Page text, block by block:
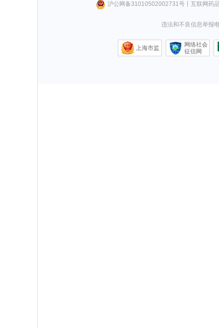
沪公网备31010502002731号丨 互联网药
违法和不良信息举报
上海市监
网络社会
征信网